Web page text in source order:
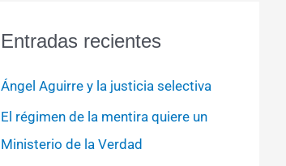
Entradas recientes
Ángel Aguirre y la justicia selectiva
El régimen de la mentira quiere un
Ministerio de la Verdad